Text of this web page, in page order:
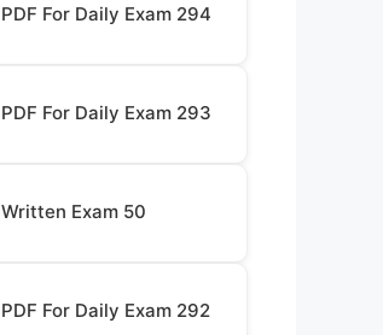
PDF For Daily Exam 294
PDF For Daily Exam 293
Written Exam 50
PDF For Daily Exam 292